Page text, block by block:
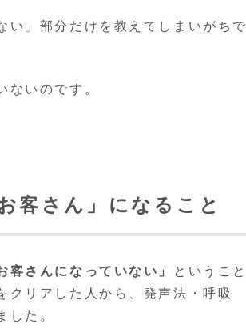
い」部分だけを教えてしまいがちで
ないのです。
客さん」になること
客さんになっていない」
ということ
クリアした人から、発声法・呼吸
した。